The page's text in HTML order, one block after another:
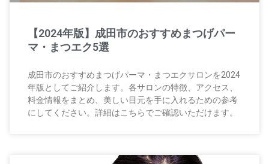
【2024年版】成田市のおすすめまつげパー
マ・まつエク5選
成田市のおすすめまつげパーマ・まつエクサロンを2024
年版としてご紹介します。各サロンの特徴、アクセス、
料金情報をまとめ、美しい目元を手に入れるための参考
にしてください。詳細はこちらでご確認いただけます。